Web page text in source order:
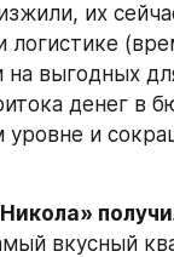
их
логистике
на выгодных
денег в
и
вкусный